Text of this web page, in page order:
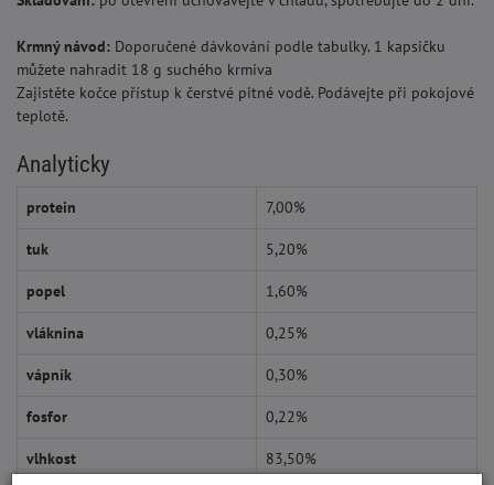
Krmný návod: Doporučené dávkování podle tabulky. 1 kapsičku
můžete nahradit 18 g suchého krmiva
Zajistěte kočce přístup k čerstvé pitné vodě. Podávejte při pokojové
teplotě.
Analyticky
protein 7,00%
tuk 5,20%
popel 1,60%
vláknina 0,25%
vápník 0,30%
fosfor 0,22%
vlhkost 83,50%